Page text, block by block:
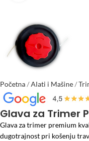
Početna/Alati i Mašine/
za Trimer Premium
Glava za Trimer
Glava za trimer premium
dugotrajnost pri košenju